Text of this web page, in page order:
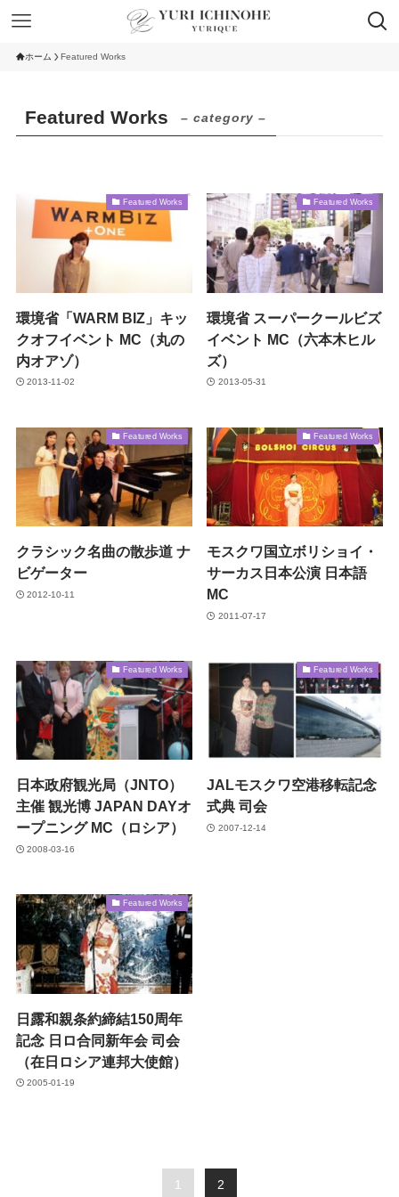
ホーム Featured Works
Featured Works – category –
Featured Works
環境省「WARM BIZ」キッ
クオフイベント MC（丸の
内オアゾ）
2013-11-02
Featured Works
環境省 スーパークールビズ
イベント MC（六本木ヒル
ズ）
2013-05-31
Featured Works
クラシック名曲の散歩道 ナ
ビゲーター
2012-10-11
Featured Works
モスクワ国立ボリショイ・
サーカス日本公演 日本語
MC
2011-07-17
Featured Works
日本政府観光局（JNTO）
主催 観光博 JAPAN DAYオ
ープニング MC（ロシア）
2008-03-16
Featured Works
JALモスクワ空港移転記念
式典 司会
2007-12-14
Featured Works
日露和親条約締結150周年
記念 日ロ合同新年会 司会
（在日ロシア連邦大使館）
2005-01-19
1 2